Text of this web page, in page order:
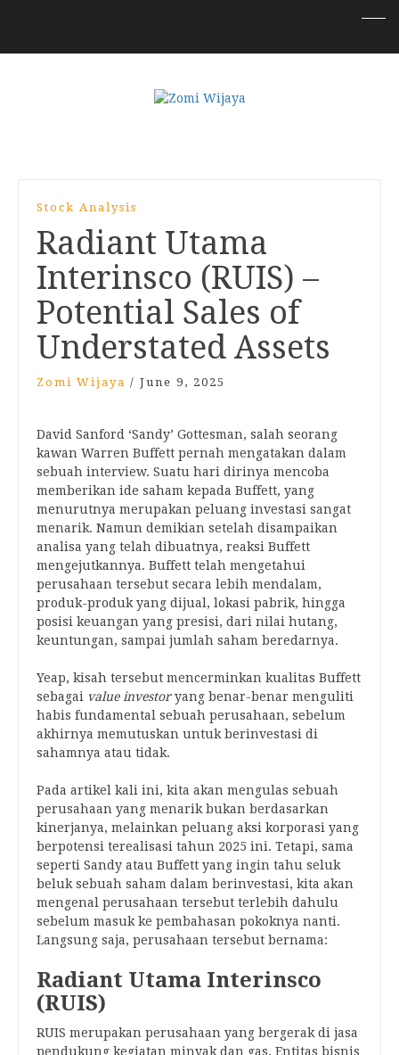
Stock Analysis
Radiant Utama
Interinsco (RUIS) –
Potential Sales of
Understated Assets
Zomi Wijaya / June 9, 2025
David Sanford ‘Sandy’ Gottesman, salah seorang
kawan Warren Buffett pernah mengatakan dalam
sebuah interview. Suatu hari dirinya mencoba
memberikan ide saham kepada Buffett, yang
menurutnya merupakan peluang investasi sangat
menarik. Namun demikian setelah disampaikan
analisa yang telah dibuatnya, reaksi Buffett
mengejutkannya. Buffett telah mengetahui
perusahaan tersebut secara lebih mendalam,
produk-produk yang dijual, lokasi pabrik, hingga
posisi keuangan yang presisi, dari nilai hutang,
keuntungan, sampai jumlah saham beredarnya.
Yeap, kisah tersebut mencerminkan kualitas Buffett
sebagai value investoryang benar-benar menguliti
habis fundamental sebuah perusahaan, sebelum
akhirnya memutuskan untuk berinvestasi di
sahamnya atau tidak.
Pada artikel kali ini, kita akan mengulas sebuah
perusahaan yang menarik bukan berdasarkan
kinerjanya, melainkan peluang aksi korporasi yang
berpotensi terealisasi tahun 2025 ini. Tetapi, sama
seperti Sandy atau Buffett yang ingin tahu seluk
beluk sebuah saham dalam berinvestasi, kita akan
mengenal perusahaan tersebut terlebih dahulu
sebelum masuk ke pembahasan pokoknya nanti.
Langsung saja, perusahaan tersebut bernama:
Radiant Utama Interinsco
(RUIS)
RUIS merupakan perusahaan yang bergerak di jasa
pendukung kegiatan minyak dan gas. Entitas bisnis